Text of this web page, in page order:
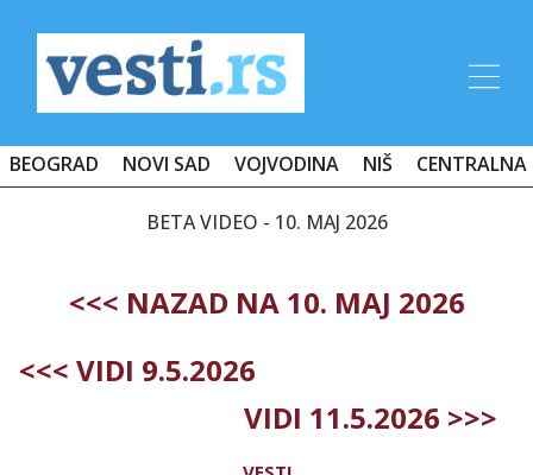
BEOGRAD NOVI SAD VOJVODINA NIŠ CENTRALNA
BETA VIDEO - 10. MAJ 2026
<<< NAZAD NA 10. MAJ 2026
<<< VIDI 9.5.2026
VIDI 11.5.2026 >>>